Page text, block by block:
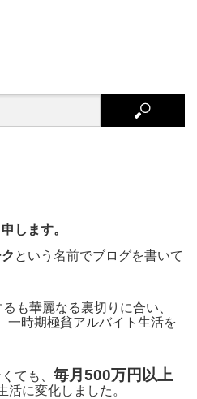
します。
という名前でブログを書いて
も華麗なる裏切りに合い、
一時期極貧アルバイト生活を
ても、 毎月500万円以上
活に変化しました。